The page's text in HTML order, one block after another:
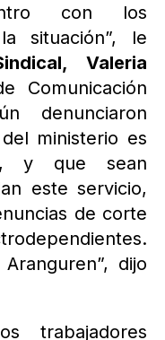
con los
situación”, le
Valeria
Comunicación
denunciaron
ministerio es
y que sean
este servicio,
de corte
dijo
trabajadores